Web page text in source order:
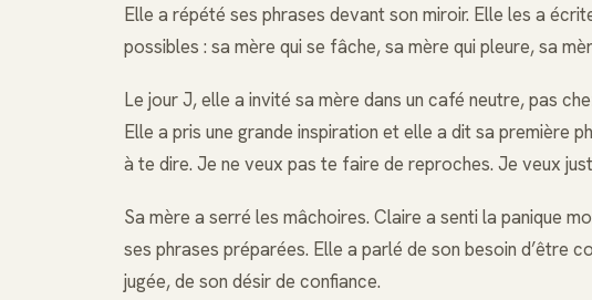
Elle a répété ses phrases devant son miroir. Elle les a
possibles : sa mère qui se fâche, sa mère qui pleure, sa
Le jour J, elle a invité sa mère dans un café neutre, pas
Elle a pris une grande inspiration et elle a dit sa première
à te dire. Je ne veux pas te faire de reproches. Je veux
Sa mère a serré les mâchoires. Claire a senti la panique
ses phrases préparées. Elle a parlé de son besoin d’être
jugée, de son désir de confiance.